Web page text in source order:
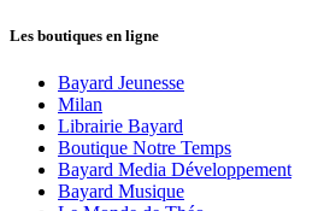
Les boutiques en ligne
Bayard Jeunesse
Milan
Librairie Bayard
Boutique Notre Temps
Bayard Media Développement
Bayard Musique